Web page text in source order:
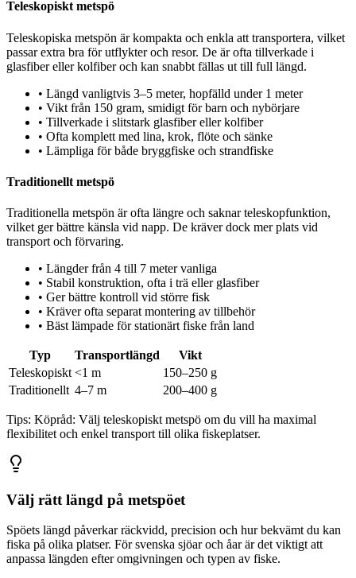
Teleskopiskt metspö
Teleskopiska metspön är kompakta och enkla att transportera, vilket
passar extra bra för utflykter och resor. De är ofta tillverkade i
glasfiber eller kolfiber och kan snabbt fällas ut till full längd.
• Längd vanligtvis 3–5 meter, hopfälld under 1 meter
• Vikt från 150 gram, smidigt för barn och nybörjare
• Tillverkade i slitstark glasfiber eller kolfiber
• Ofta komplett med lina, krok, flöte och sänke
• Lämpliga för både bryggfiske och strandfiske
Traditionellt metspö
Traditionella metspön är ofta längre och saknar teleskopfunktion,
vilket ger bättre känsla vid napp. De kräver dock mer plats vid
transport och förvaring.
• Längder från 4 till 7 meter vanliga
• Stabil konstruktion, ofta i trä eller glasfiber
• Ger bättre kontroll vid större fisk
• Kräver ofta separat montering av tillbehör
• Bäst lämpade för stationärt fiske från land
Typ Transportlängd
Vikt
Teleskopiskt <1 m
150–250 g
Traditionellt 4–7 m 200–400 g
Tips: Köpråd: Välj teleskopiskt metspö om du vill ha maximal
flexibilitet och enkel transport till olika fiskeplatser.
Välj rätt längd på metspöet
Spöets längd påverkar räckvidd, precision och hur bekvämt du kan
fiska på olika platser. För svenska sjöar och åar är det viktigt att
anpassa längden efter omgivningen och typen av fiske.